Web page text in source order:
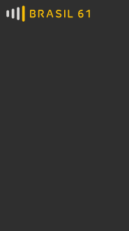
Ver todas as notícias